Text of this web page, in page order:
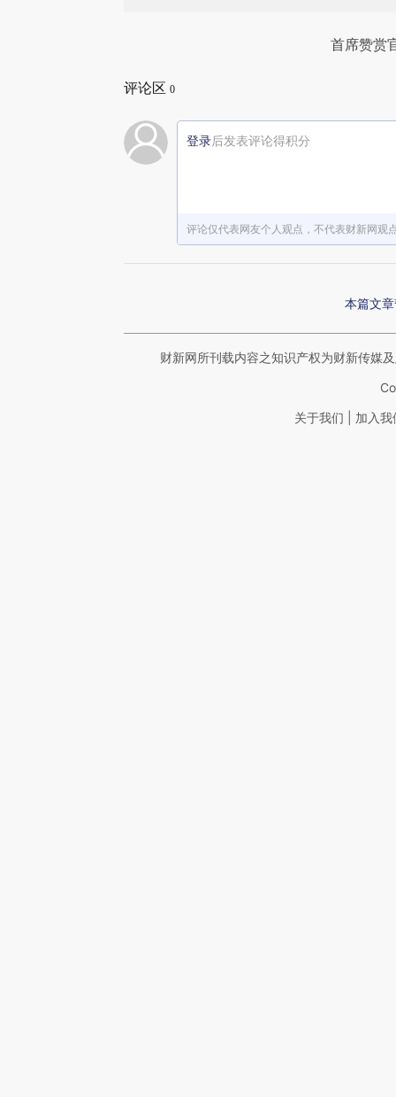
首席赞赏
评论区 0
登录后发表评论得积分
评论仅代表网友个人观点，不代表财新网观
本篇文
财新网所刊载内容之知识产权为财新传媒
关于我们 加入我